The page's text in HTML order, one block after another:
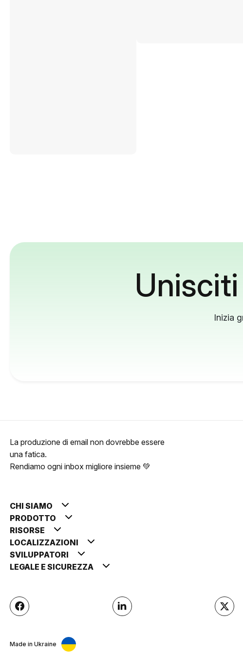
Inizia
La produzione di email non dovrebbe essere
una fatica.
Rendiamo ogni inbox migliore insieme 💚
CHI SIAMO
PRODOTTO
RISORSE
LOCALIZZAZIONI
SVILUPPATORI
LEGALE E SICUREZZA
Made in Ukraine